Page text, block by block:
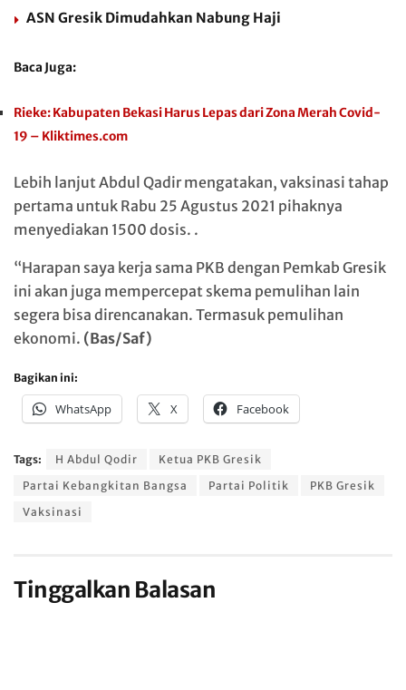
ASN Gresik Dimudahkan Nabung Haji
Baca Juga:
Rieke: Kabupaten Bekasi Harus Lepas dari Zona Merah Covid-
19 – Kliktimes.com
Lebih lanjut Abdul Qadir mengatakan, vaksinasi tahap
pertama untuk Rabu 25 Agustus 2021 pihaknya
menyediakan 1500 dosis. .
“Harapan saya kerja sama PKB dengan Pemkab Gresik
ini akan juga mempercepat skema pemulihan lain
segera bisa direncanakan. Termasuk pemulihan
ekonomi. (Bas/Saf)
Bagikan ini:
WhatsApp X Facebook
Tags: H Abdul Qodir
Ketua PKB Gresik
Partai Kebangkitan Bangsa
Partai Politik
PKB Gresik
Vaksinasi
Tinggalkan Balasan